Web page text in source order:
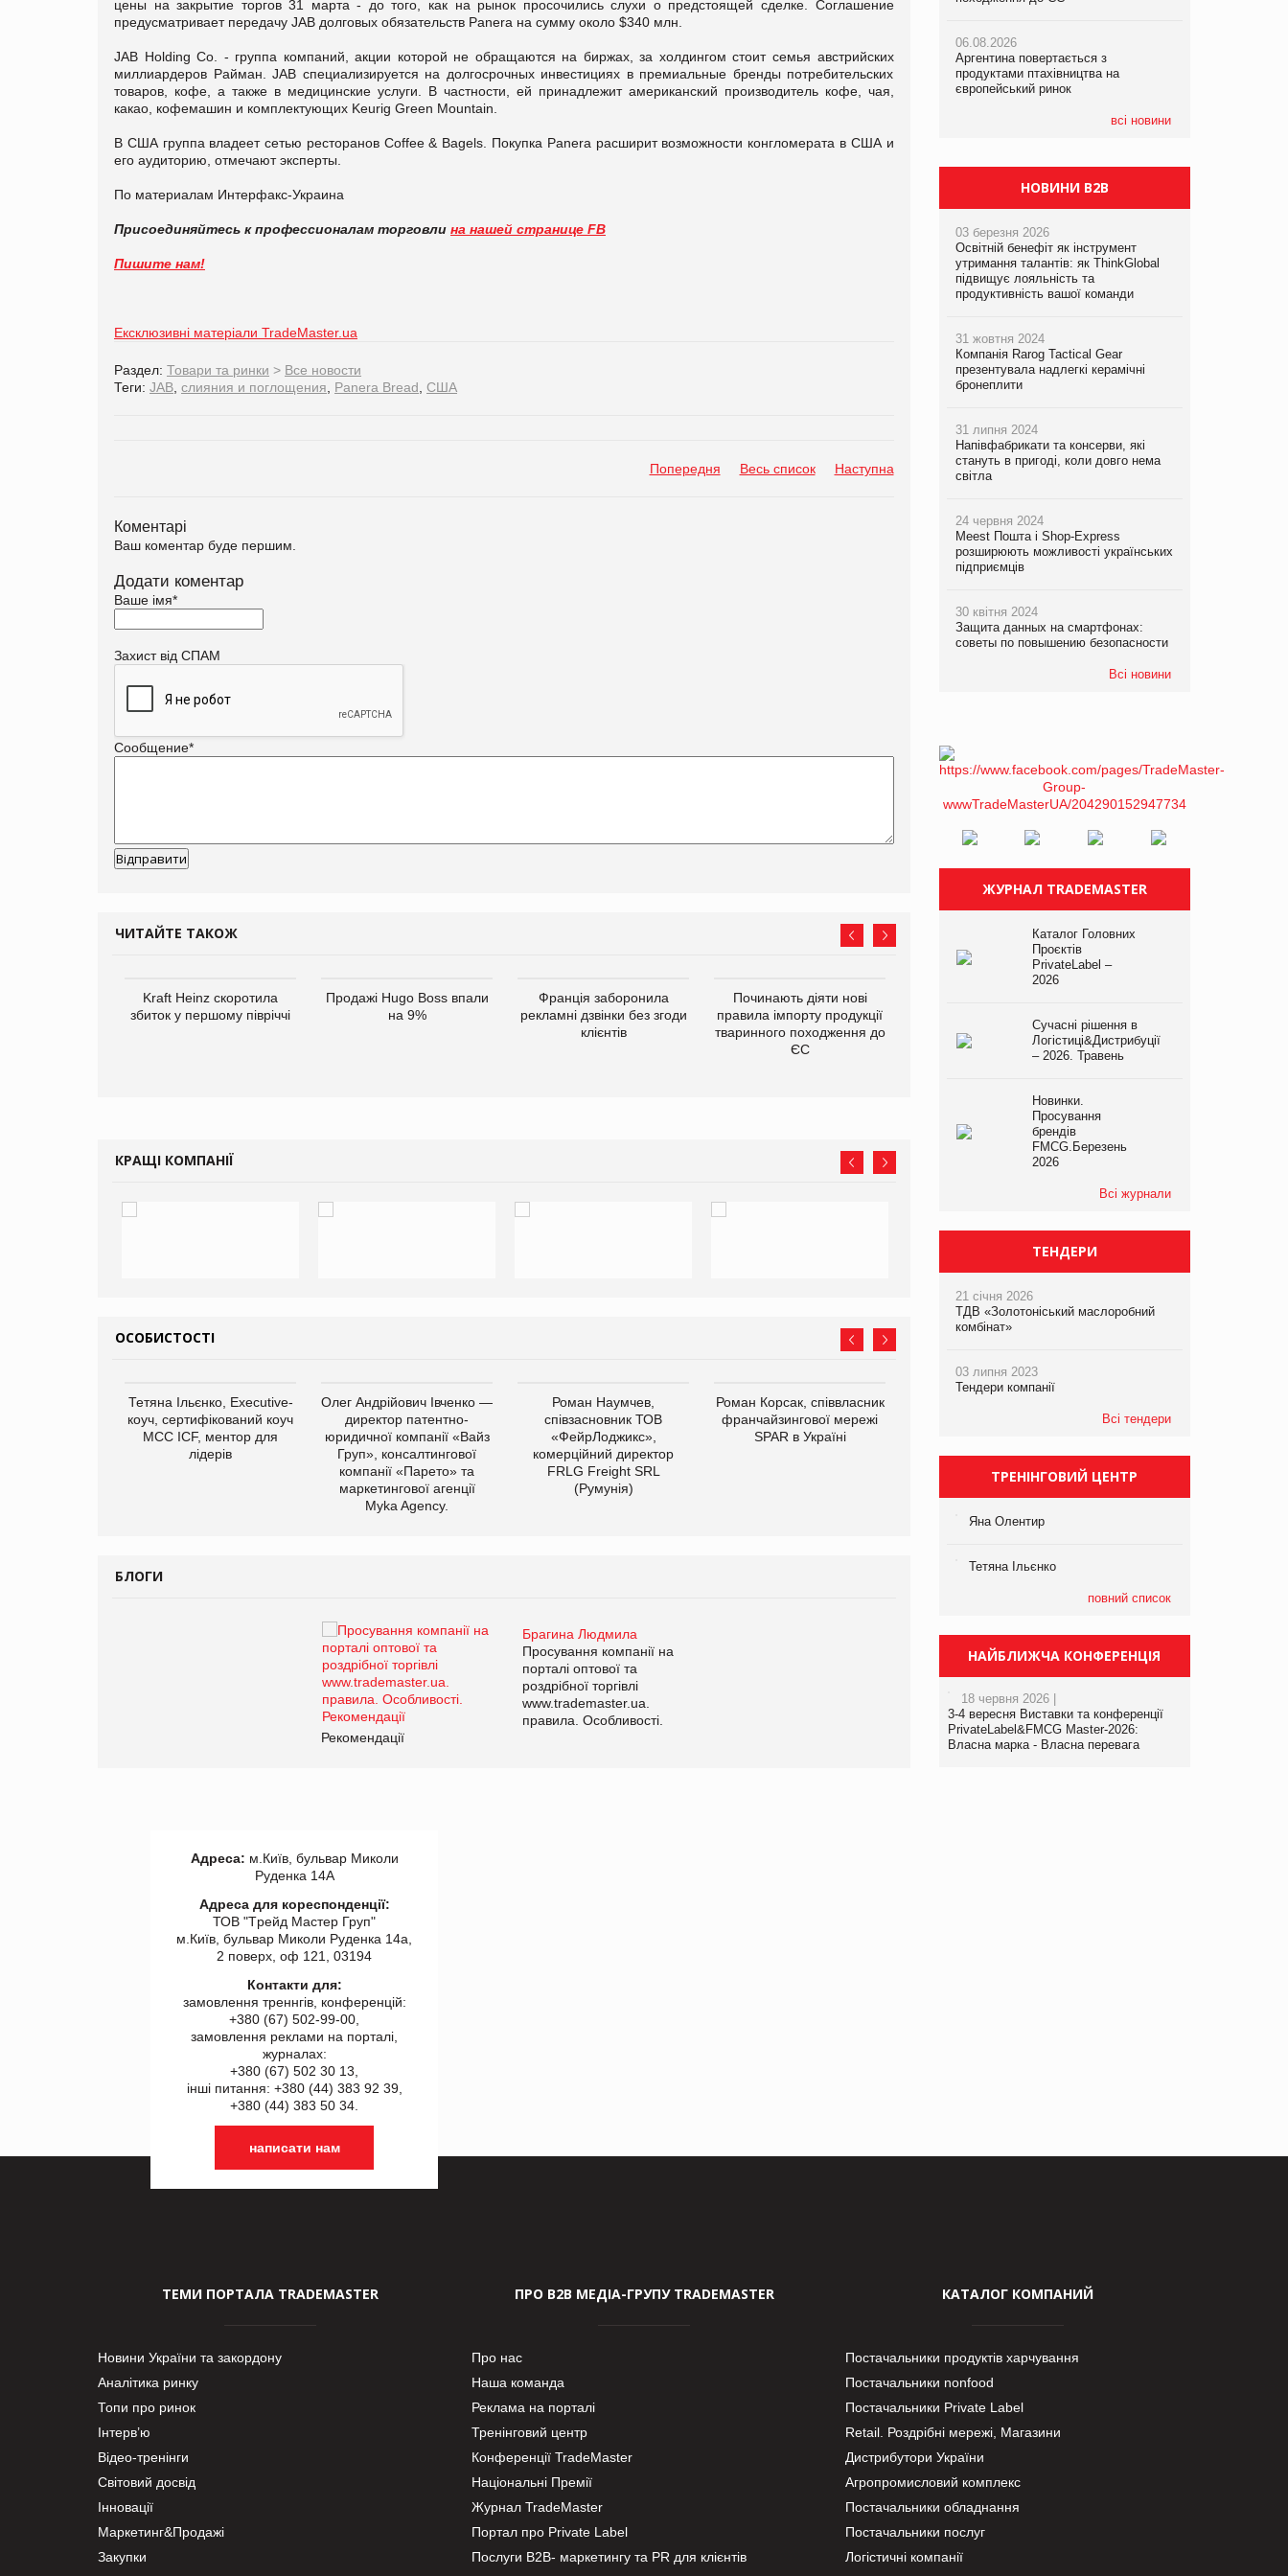
цены на закрытие торгов 31 марта - до того, как на рынок просочились слухи о предстоящей сделке. Соглашение
предусматривает передачу JAB долговых обязательств Panera на сумму около $340 млн.
JAB Holding Co. - группа компаний, акции которой не обращаются на биржах, за холдингом стоит семья австрийских
миллиардеров Райман. JAB специализируется на долгосрочных инвестициях в премиальные бренды потребительских
товаров, кофе, а также в медицинские услуги. В частности, ей принадлежит американский производитель кофе, чая,
какао, кофемашин и комплектующих Keurig Green Mountain.
В США группа владеет сетью ресторанов Coffee & Bagels. Покупка Panera расширит возможности конгломерата в США и
его аудиторию, отмечают эксперты.
По материалам Интерфакс-Украина
Присоединяйтесь к профессионалам торговли на нашей странице FB
Пишите нам!
Ексклюзивні матеріали TradeMaster.ua
Раздел: Товари та ринки > Все новости
Теги: JAB слияния и поглощения Panera Bread США
Попередня Весь список Наступна
Коментарі
Ваш коментар буде першим.
Додати коментар
Ваше імя*
Захист від СПАМ
Сообщение*
ЧИТАЙТЕ ТАКОЖ
Kraft Heinz скоротила
збиток у першому півріччі
Продажі Hugo Boss впали
на 9%
Франція заборонила
рекламні дзвінки без згоди
клієнтів
Починають діяти нові
правила імпорту продукції
тваринного походження до
ЄС
на європейський ринок
продовольство
КРАЩІ КОМПАНІЇ
ОСОБИСТОСТІ
Тетяна Ільєнко, Executive-
коуч, сертифікований коуч
МСС ICF, ментор для
лідерів
Олег Андрійович Івченко —
директор патентно-
юридичної компанії «Вайз
Груп», консалтингової
компанії «Парето» та
маркетингової агенції
Myka Agency.
Роман Наумчев,
співзасновник ТОВ
«ФейрЛоджикс»,
комерційний директор
FRLG Freight SRL
(Румунія)
Роман Корсак, співвласник
франчайзингової мережі
SPAR в Україні
виробництва
компанії «УкраМарин»
БЛОГИ
Брагина Людмила
Просування компанії на
порталі оптової та
роздрібної торгівлі
www.trademaster.ua.
правила. Особливості.
Рекомендації
Брагина Людмила
Просування компанії на
www.trademaster.ua.
правила. Особливості.
06.08.2026
Аргентина повертається з
продуктами птахівництва на
європейський ринок
всі новини
06.08.2026
Аргентина повертається з
продуктами птахівництва на
європейський ринок
06.08.2026
Аргентина повертається з
продуктами птахівництва на
європейський ринок
НОВИНИ B2B
03 березня 2026
Освітній бенефіт як інструмент
утримання талантів: як ThinkGlobal
підвищує лояльність та
продуктивність вашої команди
31 жовтня 2024
Компанія Rarog Tactical Gear
презентувала надлегкі керамічні
бронеплити
31 липня 2024
Напівфабрикати та консерви, які
стануть в пригоді, коли довго нема
світла
24 червня 2024
Meest Пошта і Shop-Express
розширюють можливості українських
підприємців
30 квітня 2024
Защита данных на смартфонах:
советы по повышению безопасности
Всі новини
ЖУРНАЛ TRADEMASTER
Каталог Головних
Проєктів
PrivateLabel –
2026
Сучасні рішення в
Логістиці&Дистрибуції
– 2026. Травень
Новинки.
Просування
брендів
FMCG.Березень
2026
Всі журнали
ТЕНДЕРИ
21 січня 2026
ТДВ «Золотоніський маслоробний
комбінат»
03 липня 2023
Тендери компанії
Всі тендери
ТРЕНІНГОВИЙ ЦЕНТР
Яна Олентир
Тетяна Ільєнко
повний список
НАЙБЛИЖЧА КОНФЕРЕНЦІЯ
18 червня 2026 |
3-4 вересня Виставки та конференції
PrivateLabel&FMCG Master-2026:
Власна марка - Власна перевага
Адреса: м.Київ, бульвар Миколи
Руденка 14А
Адреса для кореспонденції:
ТОВ "Tрейд Мастер Груп"
м.Київ, бульвар Миколи Руденка 14а,
2 поверх, оф 121, 03194
Контакти для:
замовлення треннгів, конференцій:
+380 (67) 502-99-00,
замовлення реклами на порталі,
журналах:
+380 (67) 502 30 13,
інші питання: +380 (44) 383 92 39,
+380 (44) 383 50 34.
написати нам
ТЕМИ ПОРТАЛА TRADEMASTER
Новини України та закордону
Аналітика ринку
Топи про ринок
Інтерв’ю
Відео-тренінги
Світовий досвід
Інновації
Маркетинг&Продажі
Закупки
ПРО В2В МЕДІА-ГРУПУ TRADEMASTER
Про нас
Наша команда
Реклама на порталі
Тренінговий центр
Конференції TradeMaster
Національні Премії
Журнал TradeMaster
Портал про Private Label
Послуги В2В- маркетингу та PR для клієнтів
КАТАЛОГ КОМПАНИЙ
Постачальники продуктів харчування
Постачальники nonfood
Постачальники Private Label
Retail. Роздрібні мережі, Магазини
Дистрибутори України
Агропромисловий комплекс
Постачальники обладнання
Постачальники послуг
Логістичні компанії